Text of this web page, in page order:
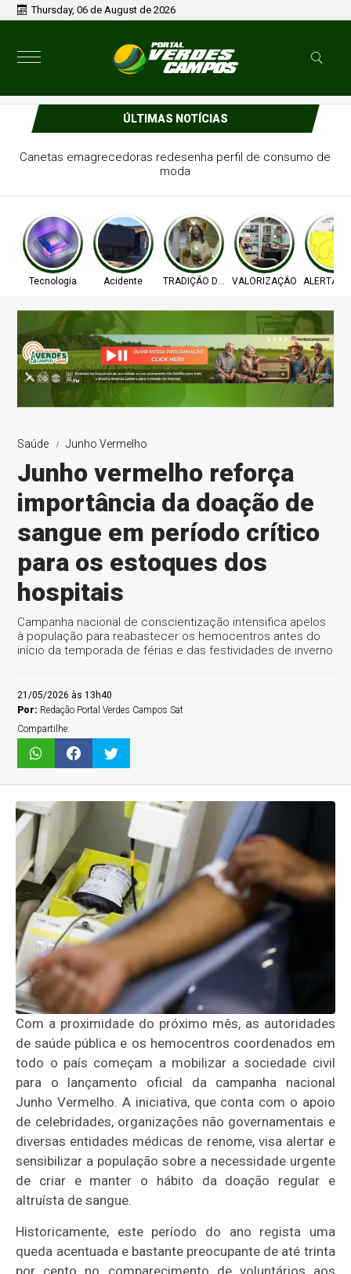
Thursday, 06 de August de 2026
ÚLTIMAS NOTÍCIAS
Canetas emagrecedoras redesenha perfil de consumo de
moda
Tecnologia Acidente TRADIÇÃO DE FÉVALORIZAÇÃO ALERTA
Saúde Junho Vermelho
Junho vermelho reforça
importância da doação de
sangue em período crítico
para os estoques dos
hospitais
Campanha nacional de conscientização intensifica apelos
à população para reabastecer os hemocentros antes do
início da temporada de férias e das festividades de inverno
21/05/2026 às 13h40
Por: Redação Portal Verdes Campos Sat
Compartilhe:
Com a proximidade do próximo mês, as autoridades
de saúde pública e os hemocentros coordenados em
todo o país começam a mobilizar a sociedade civil
para o lançamento oficial da campanha nacional
Junho Vermelho. A iniciativa, que conta com o apoio
de celebridades, organizações não governamentais e
diversas entidades médicas de renome, visa alertar e
sensibilizar a população sobre a necessidade urgente
de criar e manter o hábito da doação regular e
altruísta de sangue.
Historicamente, este período do ano regista uma
queda acentuada e bastante preocupante de até trinta